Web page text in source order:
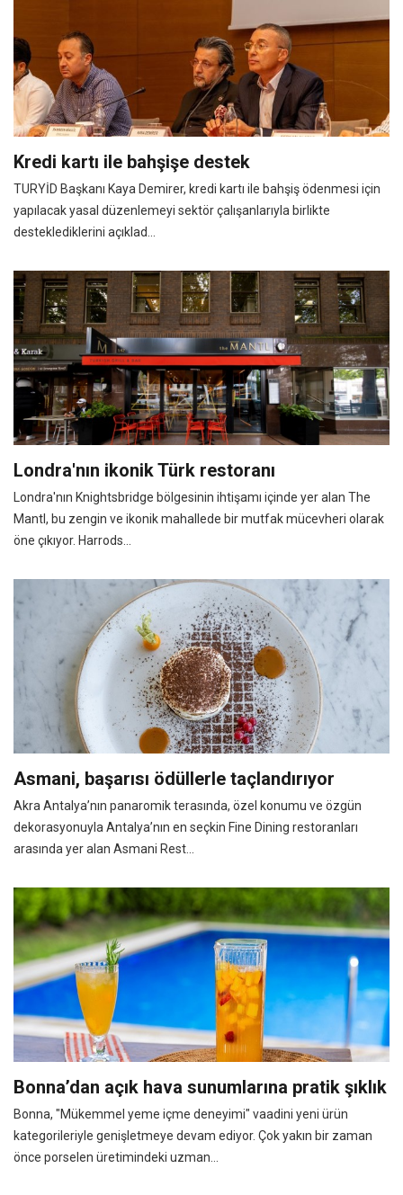
Kredi kartı ile bahşişe destek
TURYİD Başkanı Kaya Demirer, kredi kartı ile bahşiş ödenmesi için
yapılacak yasal düzenlemeyi sektör çalışanlarıyla birlikte
desteklediklerini açıklad...
Londra'nın ikonik Türk restoranı
Londra'nın Knightsbridge bölgesinin ihtişamı içinde yer alan The
Mantl, bu zengin ve ikonik mahallede bir mutfak mücevheri olarak
öne çıkıyor. Harrods...
Asmani, başarısı ödüllerle taçlandırıyor
Akra Antalya’nın panaromik terasında, özel konumu ve özgün
dekorasyonuyla Antalya’nın en seçkin Fine Dining restoranları
arasında yer alan Asmani Rest...
Bonna’dan açık hava sunumlarına pratik şıklık
Bonna, "Mükemmel yeme içme deneyimi" vaadini yeni ürün
kategorileriyle genişletmeye devam ediyor. Çok yakın bir zaman
önce porselen üretimindeki uzman...